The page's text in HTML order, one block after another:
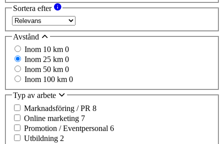
Sortera efter
Avstånd
Inom 10 km 0
Inom 25 km 0
Inom 50 km 0
Inom 100 km 0
Typ av arbete
Marknadsföring / PR 8
Online marketing 7
Promotion / Eventpersonal 6
Utbildning 2